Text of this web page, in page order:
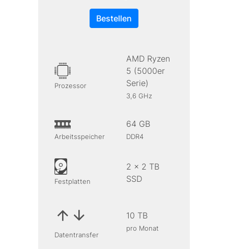
Bestellen
Prozessor
AMD Ryzen
5 (5000er
Serie)
3,6 GHz
Arbeitsspeicher
64 GB
DDR4
Festplatten
2 x 2 TB
SSD
Datentransfer
10 TB
pro Monat